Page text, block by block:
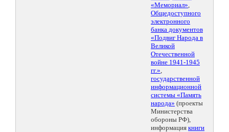
«Мемориал»,
Общедоступного
электронного
банка документов
«Подвиг Народа в
Великой
Отечественной
войне 1941-1945
гг.»,
государственной
информационной
системы «Память
народа» (проекты
Министерства
обороны РФ),
информация книги